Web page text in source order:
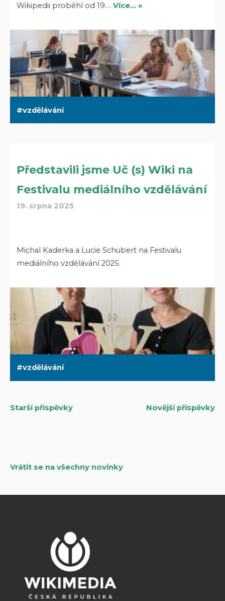
Wikipedii proběhl od 19.…Více… »
vzdělávání
Představili jsme Uč (s) Wiki na
Festivalu mediálního vzdělávání
19. srpna 2025
Michal Kaderka a Lucie Schubert na Festivalu
mediálního vzdělávání 2025.
vzdělávání
Navigace
Starší příspěvky Novější příspěvky
Vrátit se na všechny novinky